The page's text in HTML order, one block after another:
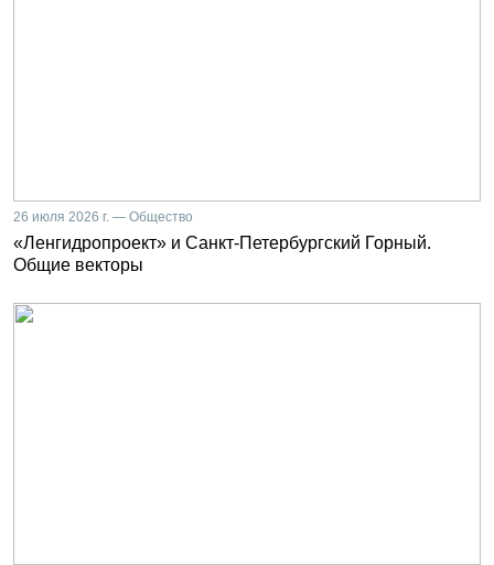
26 июля 2026 г. — Общество
«Ленгидропроект» и Санкт-Петербургский Горный.
Общие векторы